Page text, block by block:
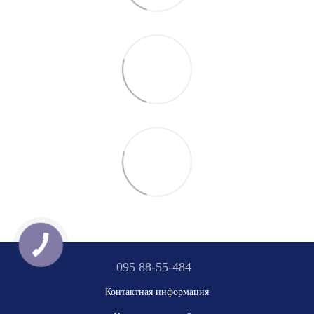
095 88-55-484
Контактная информация